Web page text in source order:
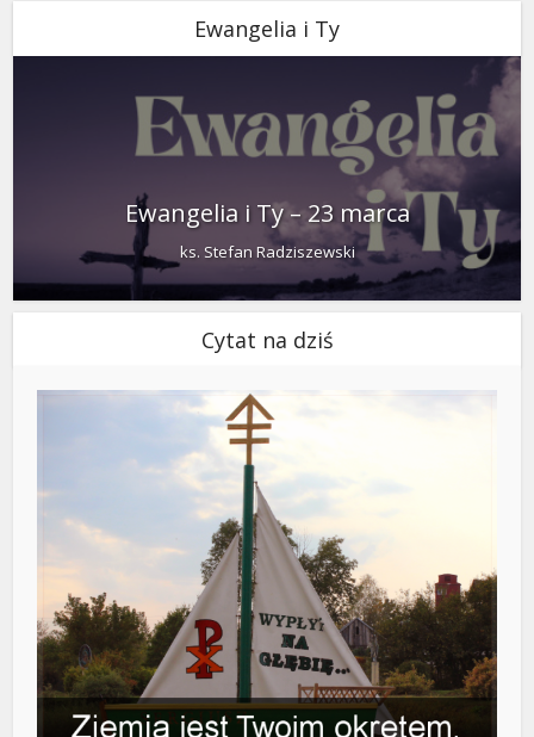
Ewangelia i Ty
Ewangelia i Ty – 23 marca
ks. Stefan Radziszewski
Cytat na dziś